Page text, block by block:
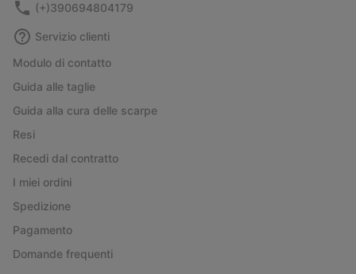
(+)390694804179
Servizio clienti
Modulo di contatto
Guida alle taglie
Guida alla cura delle scarpe
Resi
Recedi dal contratto
I miei ordini
Spedizione
Pagamento
Domande frequenti